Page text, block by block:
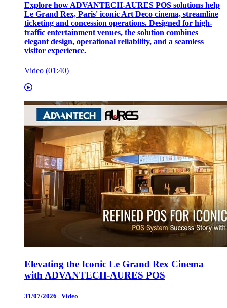
Explore how ADVANTECH-AURES POS solutions help
Le Grand Rex, Paris' iconic Art Deco cinema, streamline
ticketing and concession operations. Designed for high-
traffic entertainment venues, the solution combines
elegant design, operational reliability, and a seamless
visitor experience.
Video (01:40)
Elevating the Iconic Le Grand Rex Cinema
with ADVANTECH-AURES POS
31/07/2026 | Video